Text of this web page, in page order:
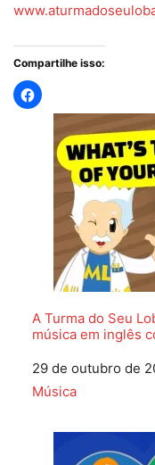
Compartilhe isso:
A Turma do Seu
música em inglês
Data
29 de outubro de
Em relação a
Música